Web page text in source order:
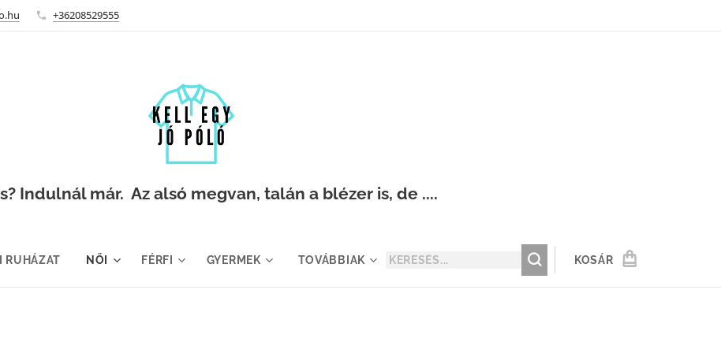
+36208529555
Indulnál már. Az alsó megvan, talán a blézer is, de ....
RUHÁZAT NŐI FÉRFI GYERMEK TOVÁBBIAK KOSÁR